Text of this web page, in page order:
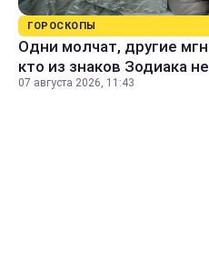
ГОРОСКОПЫ
Одни молчат, другие
кто из знаков Зодиака
07 августа 2026, 11:43